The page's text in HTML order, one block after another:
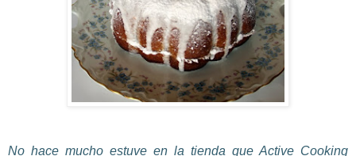
No hace mucho estuve en la tienda que Active Cooking